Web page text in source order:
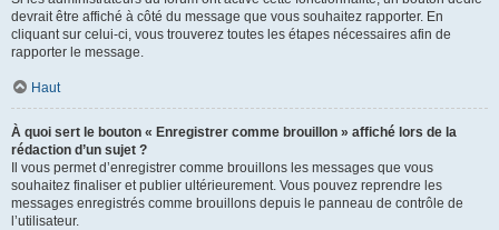
devrait être affiché à côté du message que vous souhaitez rapporter. En
cliquant sur celui-ci, vous trouverez toutes les étapes nécessaires afin de
rapporter le message.
Haut
À quoi sert le bouton « Enregistrer comme brouillon » affiché lors de la
rédaction d’un sujet ?
Il vous permet d’enregistrer comme brouillons les messages que vous
souhaitez finaliser et publier ultérieurement. Vous pouvez reprendre les
messages enregistrés comme brouillons depuis le panneau de contrôle de
l’utilisateur.